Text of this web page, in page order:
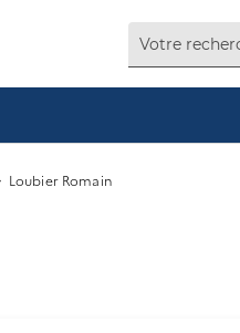
Loubier Romain